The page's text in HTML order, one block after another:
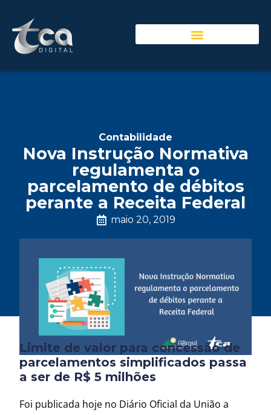
Contabilidade
Nova Instrução Normativa
regulamenta o
parcelamento de débitos
perante a Receita Federal
maio 20, 2019
Limite de valor para concessão de
parcelamentos simplificados passa
a ser de R$ 5 milhões
Foi publicada hoje no Diário Oficial da União a